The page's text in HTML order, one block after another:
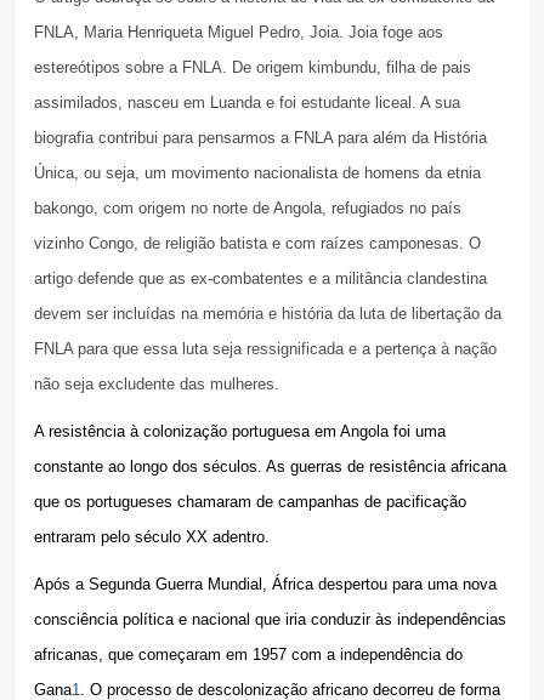
FNLA, Maria Henriqueta Miguel Pedro, Joia. Joia foge aos
estereótipos sobre a FNLA. De origem kimbundu, filha de pais
assimilados, nasceu em Luanda e foi estudante liceal. A sua
biografia contribui para pensarmos a FNLA para além da História
Única, ou seja, um movimento nacionalista de homens da etnia
bakongo, com origem no norte de Angola, refugiados no país
vizinho Congo, de religião batista e com raízes camponesas. O
artigo defende que as ex-combatentes e a militância clandestina
devem ser incluídas na memória e história da luta de libertação da
FNLA para que essa luta seja ressignificada e a pertença à nação
não seja excludente das mulheres.
A resistência à colonização portuguesa em Angola foi uma
constante ao longo dos séculos. As guerras de resistência africana
que os portugueses chamaram de campanhas de pacificação
entraram pelo século XX adentro.
Após a Segunda Guerra Mundial, África despertou para uma nova
consciência política e nacional que iria conduzir às independências
africanas, que começaram em 1957 com a independência do
Gana1
. O processo de descolonização africano decorreu de forma